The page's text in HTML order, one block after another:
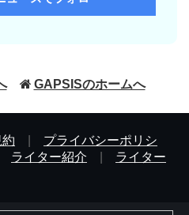
GAPSISのホームへ
プライバシーポリシ
ライター紹介
ライター